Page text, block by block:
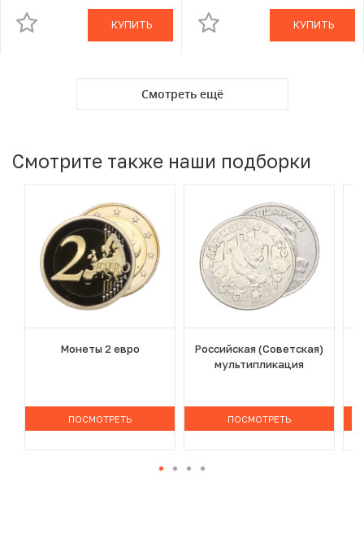
КУПИТЬ КУПИТЬ
Смотреть ещё
Смотрите также наши подборки
Монеты 2 евро
ПОСМОТРЕТЬ
Российская (Советская)
мультипликация
ПОСМОТРЕТЬ